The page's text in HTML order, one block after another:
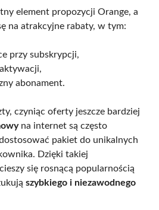
element propozycji Orange, a
na atrakcyjne rabaty, w tym:
przy subskrypcji,
abonament.
czyniąc oferty jeszcze bardziej
na internet są często
pakiet do unikalnych
Dzięki takiej
się rosnącą popularnością
szybkiego i niezawodnego